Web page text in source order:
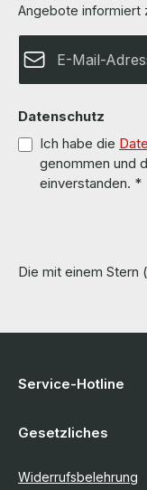
Angebote informiert
Datenschutz
Ich habe die
genommen und
einverstanden. *
Die mit einem
Service-Hotline
Gesetzliches
Widerrufsbelehrung